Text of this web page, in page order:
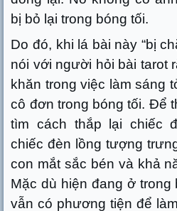
bị bỏ lại trong bóng tối.
Do đó, khi lá bài này “bị
nói với người hỏi bài tarot
khăn trong việc làm sáng
cô đơn trong bóng tối. Để
tìm cách thắp lại chiếc
chiếc đèn lồng tượng
con mắt sắc bén và khả
Mặc dù hiện đang ở
vẫn có phương tiện để